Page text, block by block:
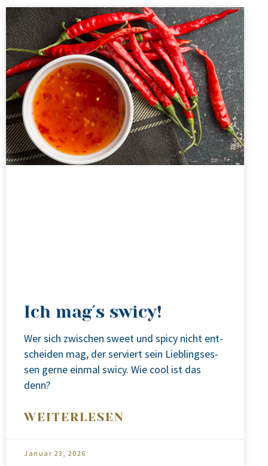
Ich mag´s swicy!
Wer sich zwi­schen sweet und spi­cy nicht ent­
schei­den mag, der ser­viert sein Lieb­lings­es­
sen ger­ne ein­mal swi­cy. Wie cool ist das
denn?
WEITERLESEN
Januar 23, 2026